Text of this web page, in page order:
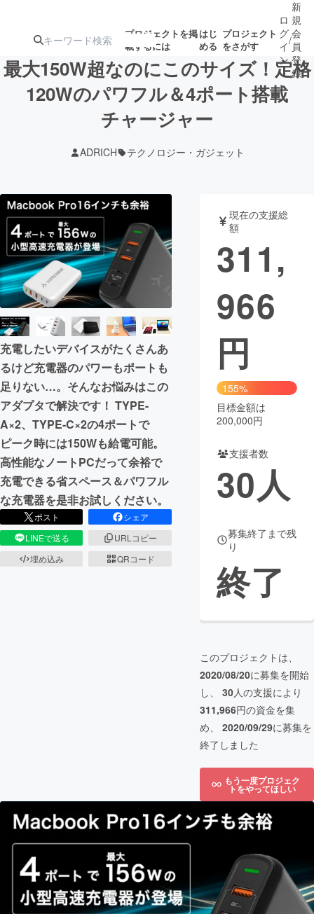
プロジェクトを掲
載するには
はじ
める
プロジェクト
をさがす
注目の新着プロ募集終了が近いプ
テクノロジー・ガジェット
映像・映画 書籍・雑誌
ビジネス・起業 チャレンジ
まちづくり・地域活性化
CAMPFIRE for Social Good
CAMPFIRE Creation
CAMPFIREふるさと納税
コミュニティ
ロ
グ
イ
ン
/
新
規
会
員
登
録
最大150W超なのにこのサイズ！定格
120Wのパワフル＆4ポート搭載
チャージャー
ADRICH テクノロジー・ガジェット
充電したいデバイスがたくさんあ
るけど充電器のパワーもポートも
足りない…。そんなお悩みはこの
アダプタで解決です！ TYPE-
A×2、TYPE-C×2の4ポートで
ピーク時には150Wも給電可能。
高性能なノートPCだって余裕で
充電できる省スペース＆パワフル
な充電器を是非お試しください。
ポスト
シェア
LINEで送る
URLコピー
埋め込み
QRコード
現在の支援総
額
311,
966
円
155%
目標金額は
200,000円
支援者数
30人
募集終了まで残
り
終了
このプロジェクトは、
2020/08/20に募集を開始
し、 30人の支援により
311,966円の資金を集
め、 2020/09/29に募集を
終了しました
もう一度プロジェク
トをやってほしい